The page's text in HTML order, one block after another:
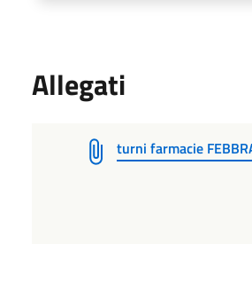
Allegati
turni farmacie